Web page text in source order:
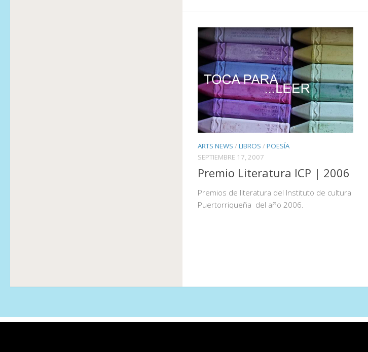
ARTS NEWS /LIBROS /POESÍA
SEPTIEMBRE 17, 2007
Premio Literatura ICP | 2006
Premios de literatura del Instituto de cultura
Puertorriqueña del año 2006.